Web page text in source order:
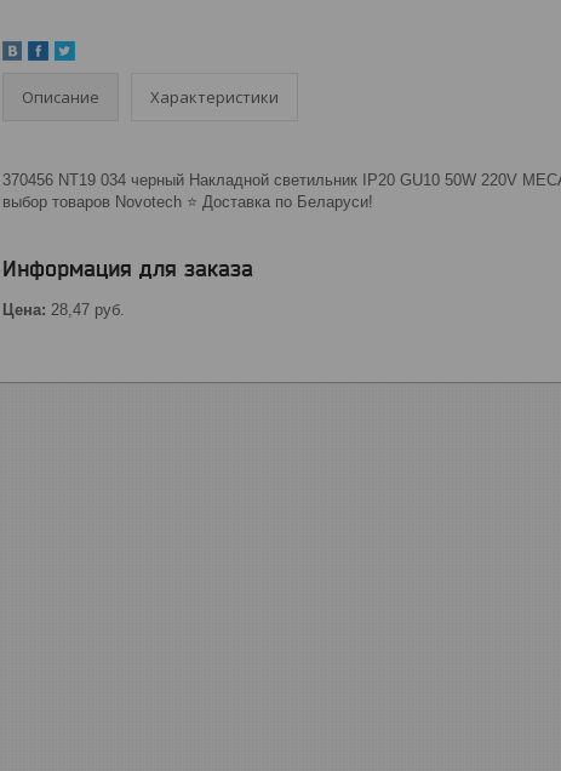
Описание Характеристики
370456 NT19 034 черный Накладной светильник IP20 GU10 50W 220V
выбор товаров Novotech ⭐️ Доставка по Беларуси!
Информация для заказа
Цена: 28,47 руб.